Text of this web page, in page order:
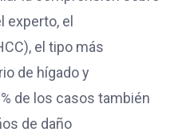
experto, el
el tipo más
de hígado y
de los casos también
de daño